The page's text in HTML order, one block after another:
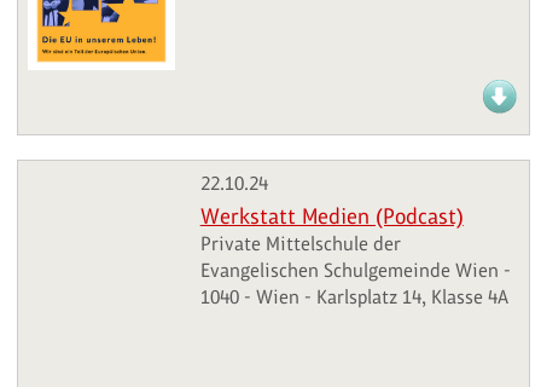
22.10.24
Werkstatt Medien (Podcast)
Private Mittelschule der
Evangelischen Schulgemeinde Wien -
1040 - Wien - Karlsplatz 14, Klasse 4A